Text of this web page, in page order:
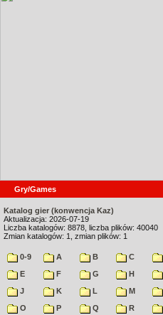
Gry/Games
Katalog gier (konwencja Kaz)
Aktualizacja: 2026-07-19
Liczba katalogów: 8878, liczba plików: 40040
Zmian katalogów: 1, zmian plików: 1
0-9 A B C
E
F G H
J
K L M
O
P Q R